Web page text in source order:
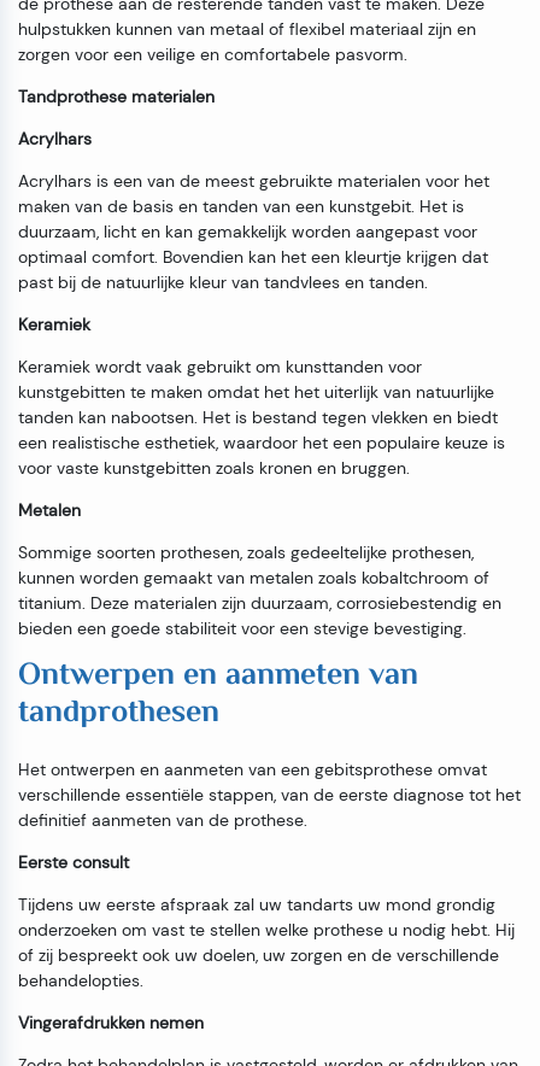
hulpstukken kunnen van metaal of flexibel materiaal zijn en
zorgen voor een veilige en comfortabele pasvorm.
Tandprothese materialen
Acrylhars
Acrylhars is een van de meest gebruikte materialen voor het
maken van de basis en tanden van een kunstgebit. Het is
duurzaam, licht en kan gemakkelijk worden aangepast voor
optimaal comfort. Bovendien kan het een kleurtje krijgen dat
past bij de natuurlijke kleur van tandvlees en tanden.
Keramiek
Keramiek wordt vaak gebruikt om kunsttanden voor
kunstgebitten te maken omdat het het uiterlijk van natuurlijke
tanden kan nabootsen. Het is bestand tegen vlekken en biedt
een realistische esthetiek, waardoor het een populaire keuze is
voor vaste kunstgebitten zoals kronen en bruggen.
Metalen
Sommige soorten prothesen, zoals gedeeltelijke prothesen,
kunnen worden gemaakt van metalen zoals kobaltchroom of
titanium. Deze materialen zijn duurzaam, corrosiebestendig en
bieden een goede stabiliteit voor een stevige bevestiging.
Ontwerpen en aanmeten van
tandprothesen
Het ontwerpen en aanmeten van een gebitsprothese omvat
verschillende essentiële stappen, van de eerste diagnose tot het
definitief aanmeten van de prothese.
Eerste consult
Tijdens uw eerste afspraak zal uw tandarts uw mond grondig
onderzoeken om vast te stellen welke prothese u nodig hebt. Hij
of zij bespreekt ook uw doelen, uw zorgen en de verschillende
behandelopties.
Vingerafdrukken nemen